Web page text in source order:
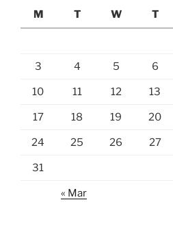
M
T W T
3 4 5 6
10 11 12 13
17 18 19 20
24 25 26 27
31
« Mar